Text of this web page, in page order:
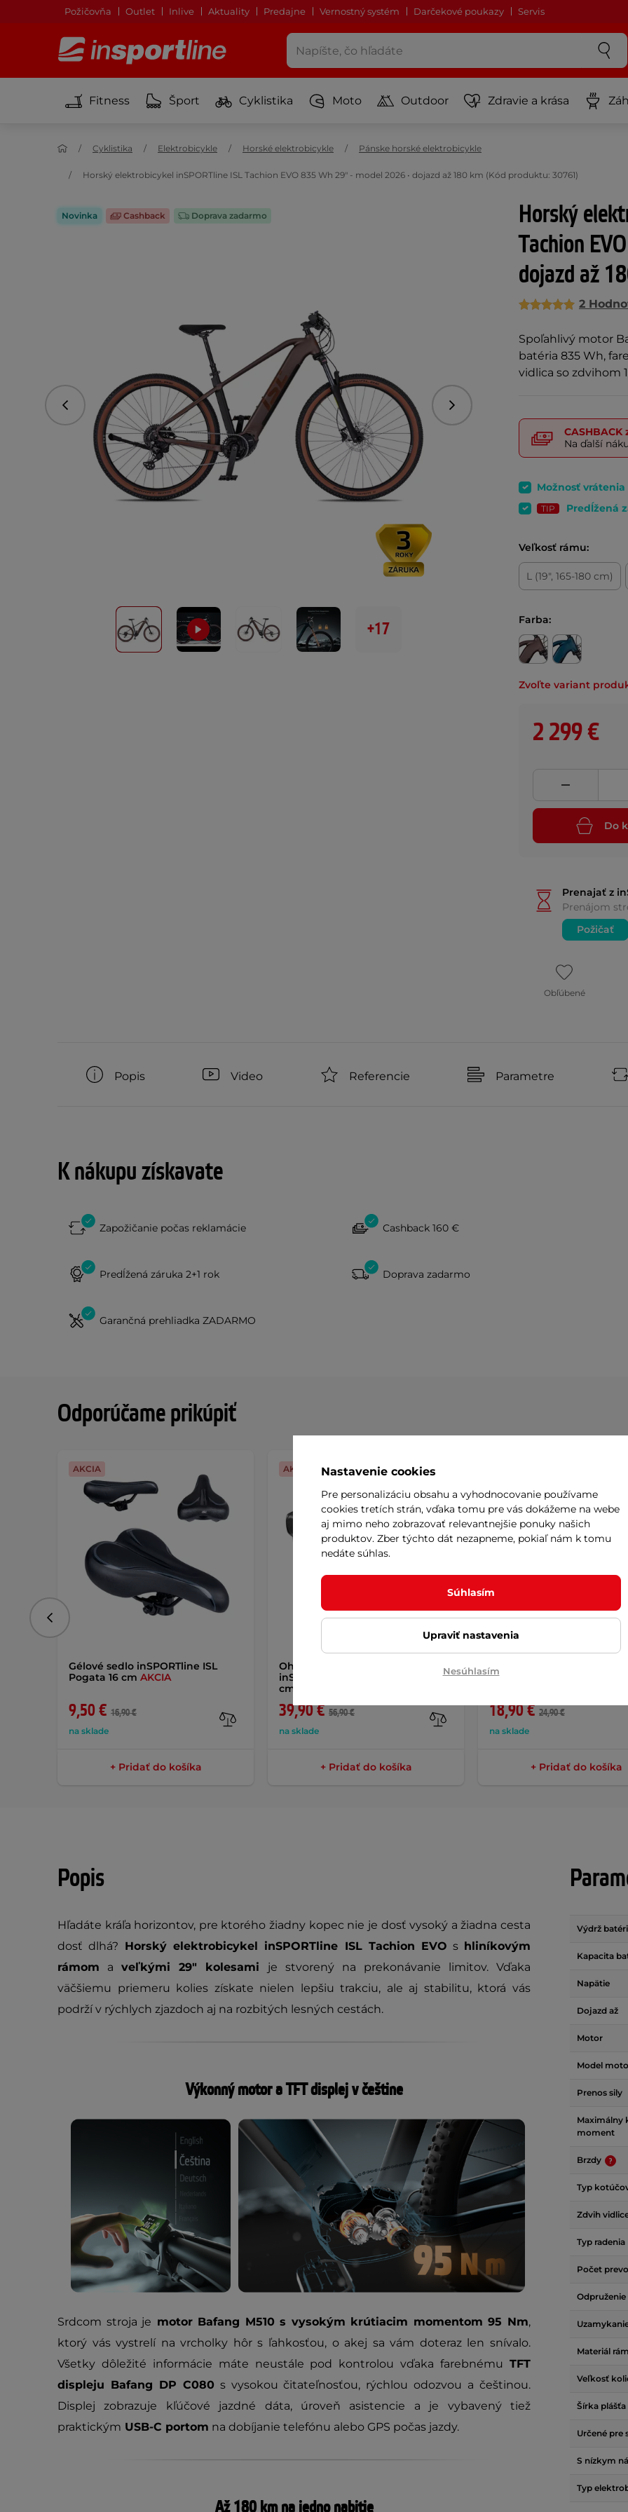
Požičovňa Outlet Inlive Aktuality Predajne Vernostný systém Darčekové poukazy Servis
Fitness Šport Cyklistika Moto Outdoor Zdravie a krása
Cyklistika Elektrobicykle Horské elektrobicykle Pánske horské elektrobicykle
Horský elektrobicykel inSPORTline ISL Tachion EVO 835 Wh 29" - model 2026 • dojazd až 180 km (Kód produktu: 30761)
Horský
Tachion
dojazd až
2
Spoľahlivý motor
batéria 835 Wh,
vidlica so zdvihom
Novinka Cashback Doprava zadarmo
Predchádzajúce Nasledujúce
+17
CASHBACK
Na ďalší
Možnosť
TIP Predĺžená
Veľkosť rámu:
L (19", 165-180 cm)
Farba:
Zvoľte variant
2 299 €
Do
Prenajať z
Prenájom
Požičať
Obľúbené
Popis Video Referencie Parametre
K nákupu získavate
Zapožičanie počas reklamácie Cashback 160 €
Predĺžená záruka 2+1 rok Doprava zadarmo
Garančná prehliadka ZADARMO
Odporúčame prikúpiť
Gélové sedlo inSPORTline ISL
Pogata 16 cm AKCIA
9,50 € 16,90 €
na sklade
AKCIA
+ Pridať do košíka
Ohňovzdorný obal na batérie
inSPORTline Batexpro 50x16x16
cm
39,90 € 56,90 €
na sklade
AKCIA
+ Pridať do košíka
Samonavíjacie ťažné lano
bicykel inSPORTline ISL
18,90 € 24,90 €
na sklade
+ Pridať do košíka
Predchádzajúce
Popis
Hľadáte kráľa horizontov, pre ktorého žiadny kopec nie je dosť vysoký a žiadna cesta
dosť dlhá? Horský elektrobicykel inSPORTline ISL Tachion EVO s hliníkovým
rámom aveľkými 29" kolesami je stvorený na prekonávanie limitov. Vďaka
väčšiemu priemeru kolies získate nielen lepšiu trakciu, ale aj stabilitu, ktorá vás
podrží v rýchlych zjazdoch aj na rozbitých lesných cestách.
Výkonný motor a TFT displej v češtine
Srdcom stroja je motor Bafang M510 s vysokým krútiacim momentom 95 Nm,
ktorý vás vystrelí na vrcholky hôr s ľahkosťou, o akej sa vám doteraz len snívalo.
Všetky dôležité informácie máte neustále pod kontrolou vďaka farebnému TFT
displeju Bafang DP C080s vysokou čitateľnosťou, rýchlou odozvou a češtinou.
Displej zobrazuje kľúčové jazdné dáta, úroveň asistencie a je vybavený tiež
praktickým USB-C portom na dobíjanie telefónu alebo GPS počas jazdy.
Až 180 km na jedno nabitie
Výdrž
Kapacita
Napätie
Dojazd až
Motor
Model
Prenos sily
Maximálny
moment
Brzdy
Typ
Zdvih
Typ radenia
Počet
Odpruženie
Materiál
Veľkosť
Šírka plášťa
Určené pre
S nízkym
Typ
Nastavenie cookies
Pre personalizáciu obsahu a vyhodnocovanie používame
cookies tretích strán, vďaka tomu pre vás dokážeme na webe
aj mimo neho zobrazovať relevantnejšie ponuky našich
produktov. Zber týchto dát nezapneme, pokiaľ nám k tomu
nedáte súhlas.
Súhlasím
Upraviť nastavenia
Nesúhlasím